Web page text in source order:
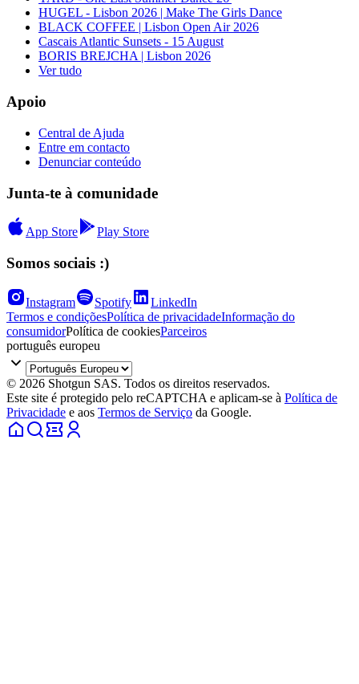
HUGEL - Lisbon 2026 | Make The Girls Dance
BLACK COFFEE | Lisbon Open Air 2026
Cascais Atlantic Sunsets - 15 August
BORIS BREJCHA | Lisbon 2026
Ver tudo
Apoio
Central de Ajuda
Entre em contacto
Denunciar conteúdo
Junta-te à comunidade
App Store Play Store
Somos sociais :)
Instagram Spotify
LinkedIn
Termos e condiçõesPolítica de privacidadeInformação do
consumidorPolítica de cookiesParceiros
português europeu
© 2026 Shotgun SAS. Todos os direitos reservados.
Este site é protegido pelo reCAPTCHA e aplicam-se à Política de
Privacidade e aos Termos de Serviço da Google.